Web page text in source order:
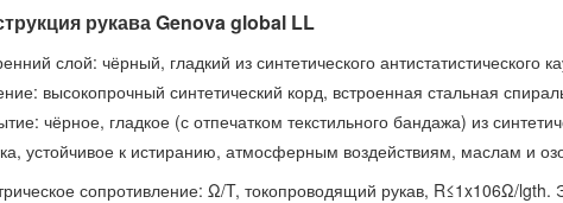
рукава Genova global LL
слой: чёрный, гладкий из синтетического антистатистического
высокопрочный синтетический корд, встроенная стальная
чёрное, гладкое (с отпечатком текстильного бандажа) из
устойчивое к истиранию, атмосферным воздействиям, маслам и
сопротивление: Ω/T, токопроводящий рукав, R≤1x106Ω/lgth.